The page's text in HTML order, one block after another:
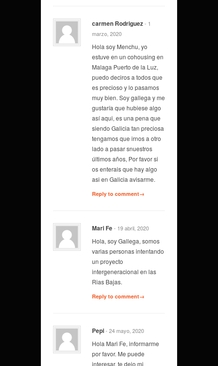
carmen Rodriguez- 1
marzo, 2020
Hola soy Menchu, yo
estuve en un cohousing en
Malaga Puerto de la Luz,
puedo deciros a todos que
es precioso y lo pasamos
muy bien. Soy gallega y me
gustaría que hubiese algo
así aqui, es una pena que
siendo Galicia tan preciosa
tengamos que irnos a otro
lado a pasar snuestros
últimos años, Por favor si
os enterais que hay algo
asi en Galicia avisarme.
Reply to comment→
Mari Fe- 19 abril, 2020
Hola, soy Gallega, somos
varias personas intentando
un proyecto
intergeneracional en las
Rias Bajas.
Reply to comment→
Pepi- 24 mayo, 2020
Hola Mari Fe, informarme
por favor. Me puede
interesar, te dejo mi